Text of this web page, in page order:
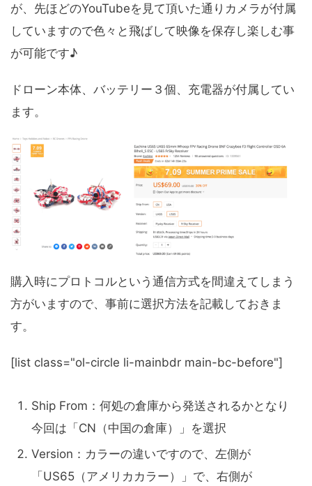
が、先ほどのYouTubeを見て頂いた通りカメラが付属
していますので色々と飛ばして映像を保存し楽しむ事
が可能です♪
ドローン本体、バッテリー３個、充電器が付属してい
ます。
購入時にプロトコルという通信方式を間違えてしまう
方がいますので、事前に選択方法を記載しておきま
す。
[list class="ol-circle li-mainbdr main-bc-before"]
Ship From：何処の倉庫から発送されるかとなり
今回は「CN（中国の倉庫）」を選択
Version：カラーの違いですので、左側が
「US65（アメリカカラー）」で、右側が